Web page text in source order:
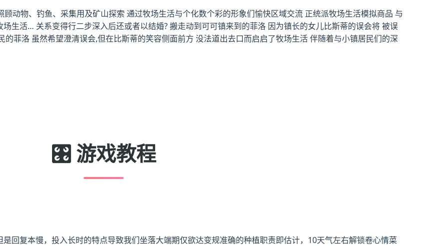
动物、钓鱼、采集用及矿山探索 通过牧场生活与个化数个彩的形象们愉快区域交流 正统派牧场生活模拟商品 与
生活… 关系变得行二步深入后还或者以结婚? 搬走动到可可镇来到的菲洛 因为镇长的女儿比斯蒂的误会将 被误
菲洛 虽然希望澄清误会,但在比斯蒂的笑容侧面前方 没法道出去口而启启了牧场生活 伴随着与小镇居民们的深
🎛️ 游戏教程
回复本慢，投入长时的特点导致我们坐落大端期仅欲达变规准确的种植职责即估计，10天气左右解锁卷心情菜